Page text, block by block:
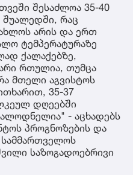
შესაძლოა 35-40
შუალედში, რაც
არის და ერთ
ტემპერატურაზე
ქალაქებზე,
რთულია, თუმცა
მთელი აგვისტოს
35-37
დღეებში
- აცხადებს
პროგნოზების და
საზოგადოებრივი